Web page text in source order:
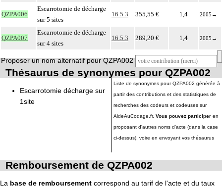
QZPA006
Escarrotomie de décharge
sur 5 sites
16.5.3 355,55 € 1,4 2005 →
QZPA007
Escarrotomie de décharge
sur 4 sites
16.5.3 289,20 € 1,4 2005 →
Proposer un nom alternatif pour QZPA002
Thésaurus de synonymes pour QZPA002
Escarrotomie décharge sur
1site
Liste de synonymes pour QZPA002 générée à
partir des contributions et des statistiques de
recherches des codeurs et codeuses sur
AideAuCodage.fr. Vous pouvez participer en
proposant d'autres noms d'acte (dans la case
ci-dessus), voire en envoyant vos thésaurus
Remboursement de QZPA002
La base de remboursement correspond au tarif de l'acte et du taux